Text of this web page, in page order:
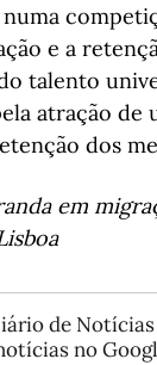
e a
talento
atração de
dos
em
de
no